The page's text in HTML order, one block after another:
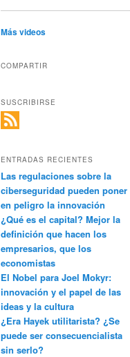
Más videos
COMPARTIR
SUSCRIBIRSE
ENTRADAS RECIENTES
Las regulaciones sobre la
ciberseguridad pueden poner
en peligro la innovación
¿Qué es el capital? Mejor la
definición que hacen los
empresarios, que los
economistas
El Nobel para Joel Mokyr:
innovación y el papel de las
ideas y la cultura
¿Era Hayek utilitarista? ¿Se
puede ser consecuencialista
sin serlo?